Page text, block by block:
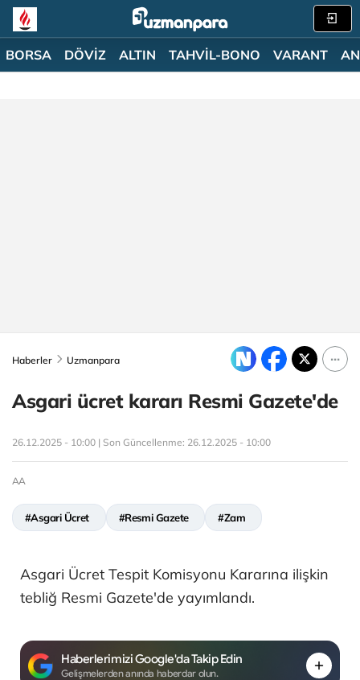
BORSA DÖVİZ ALTIN TAHVİL-BONO VARANT
Haberler Uzmanpara
Asgari ücret kararı Resmi Gazete'de
26.12.2025 - 10:00 | Son Güncellenme: 26.12.2025 - 10:00
AA
#Asgari Ücret #Resmi Gazete #Zam
Asgari Ücret Tespit Komisyonu Kararına ilişkin
tebliğ Resmi Gazete'de yayımlandı.
Haberlerimizi Google'da Takip Edin
Gelişmelerden anında haberdar olun.